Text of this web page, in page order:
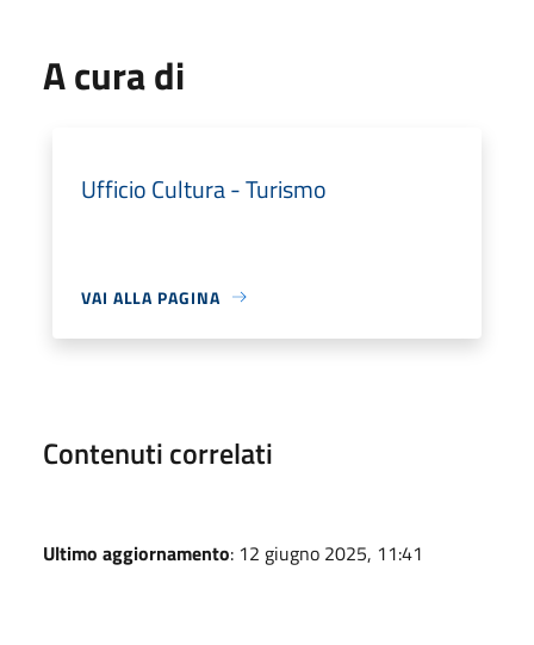
A cura di
Ufficio Cultura - Turismo
VAI ALLA PAGINA
Contenuti correlati
Ultimo aggiornamento: 12 giugno 2025, 11:41